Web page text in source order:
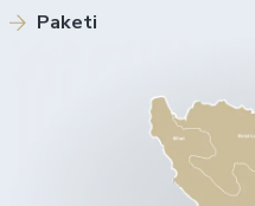
Paketi